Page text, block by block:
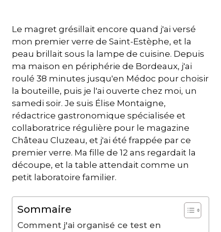
Le magret grésillait encore quand j'ai versé
mon premier verre de Saint-Estèphe, et la
peau brillait sous la lampe de cuisine. Depuis
ma maison en périphérie de Bordeaux, j'ai
roulé 38 minutes jusqu'en Médoc pour choisir
la bouteille, puis je l'ai ouverte chez moi, un
samedi soir. Je suis Élise Montaigne,
rédactrice gastronomique spécialisée et
collaboratrice régulière pour le magazine
Château Cluzeau, et j'ai été frappée par ce
premier verre. Ma fille de 12 ans regardait la
découpe, et la table attendait comme un
petit laboratoire familier.
Sommaire
Comment j'ai organisé ce test en